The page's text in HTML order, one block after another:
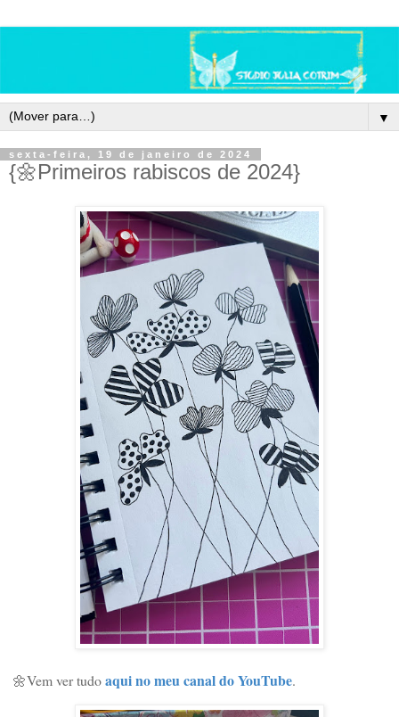
▼
sexta-feira, 19 de janeiro de 2024
{🌼Primeiros rabiscos de 2024}
🌼Vem ver tudoaqui no meu canal do YouTube.